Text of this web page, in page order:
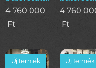
4 760 000
Ft
4 760
Ft
Új termék Új termék